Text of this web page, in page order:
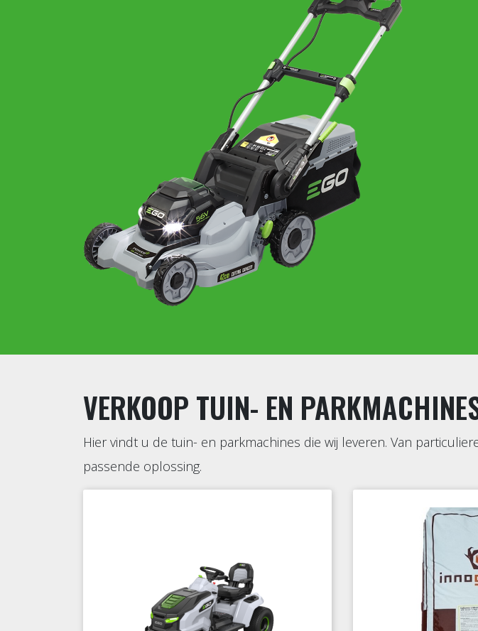
VERKOOP TUIN- EN
Hier vindt u de tuin- en parkmachines die wij leveren. Van
passende oplossing.